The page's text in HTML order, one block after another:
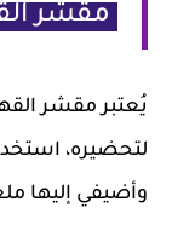
مقشر
يُعتبر مقشر
لتحضيره،
وأضيفي إليها